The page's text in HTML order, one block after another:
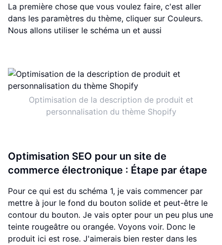
La première chose que vous voulez faire, c'est aller
dans les paramètres du thème, cliquer sur Couleurs.
Nous allons utiliser le schéma un et aussi
Optimisation de la description de produit et
personnalisation du thème Shopify
Optimisation SEO pour un site de
commerce électronique : Étape par étape
Pour ce qui est du schéma 1, je vais commencer par
mettre à jour le fond du bouton solide et peut-être le
contour du bouton. Je vais opter pour un peu plus une
teinte rougeâtre ou orangée. Voyons voir. Donc le
produit ici est rose. J'aimerais bien rester dans les